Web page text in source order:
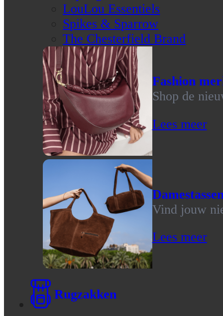
LouLou Essentiels
Spikes & Sparrow
The Chesterfield Brand
Fashion
Shop de
Lees meer
Vind jouw
Lees meer
Rugzakken